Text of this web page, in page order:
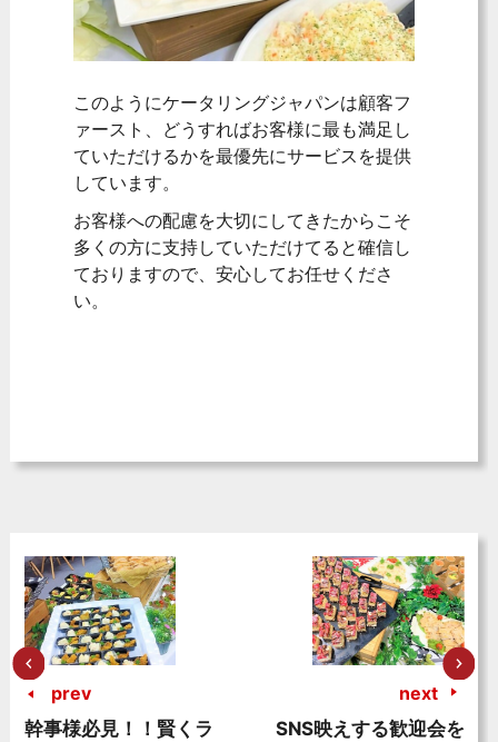
このようにケータリングジャパンは顧客フ
ァースト、どうすればお客様に最も満足し
ていただけるかを最優先にサービスを提供
しています。
お客様への配慮を大切にしてきたからこそ
多くの方に支持していただけてると確信し
ておりますので、安心してお任せくださ
い。
prev
幹事様必見！！賢くラ
next
SNS映えする歓迎会を